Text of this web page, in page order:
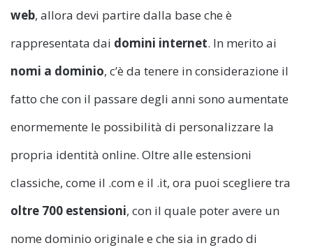
web, allora devi partire dalla base che è
rappresentata dai domini internet. In merito ai
nomi a dominio, c’è da tenere in considerazione il
fatto che con il passare degli anni sono aumentate
enormemente le possibilità di personalizzare la
propria identità online. Oltre alle estensioni
classiche, come il .com e il .it, ora puoi scegliere tra
oltre 700 estensioni, con il quale poter avere un
nome dominio originale e che sia in grado di